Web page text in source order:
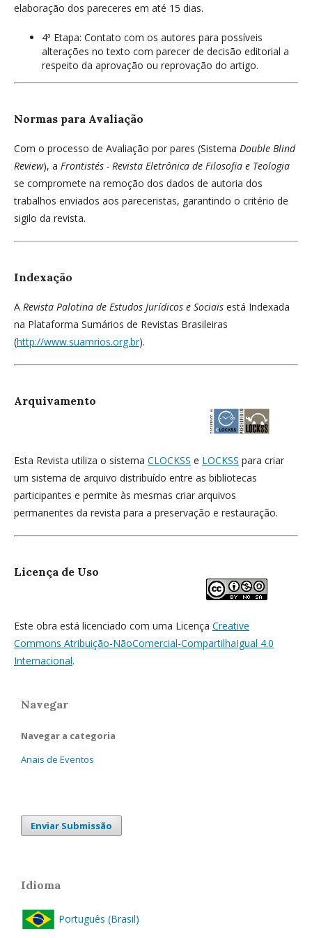
elaboração dos pareceres em até 15 dias.
4ª Etapa: Contato com os autores para possíveis
alterações no texto com parecer de decisão editorial a
respeito da aprovação ou reprovação do artigo.
Normas para Avaliação
Com o processo de Avaliação por pares (Sistema Double Blind
Review), a Frontistés - Revista Eletrônica de Filosofia e Teologia
se compromete na remoção dos dados de autoria dos
trabalhos enviados aos pareceristas, garantindo o critério de
sigilo da revista.
Indexação
A Revista Palotina de Estudos Jurídicos e Sociais está Indexada
na Plataforma Sumários de Revistas Brasileiras
(http://www.suamrios.org.br).
Arquivamento
Esta Revista utiliza o sistema CLOCKSS e LOCKSS para criar
um sistema de arquivo distribuído entre as bibliotecas
participantes e permite às mesmas criar arquivos
permanentes da revista para a preservação e restauração.
Licença de Uso
Este obra está licenciado com uma Licença Creative
Commons Atribuição-NãoComercial-CompartilhaIgual 4.0
Internacional.
Navegar
Navegar a categoria
Anais de Eventos
Enviar Submissão
Idioma
Português (Brasil)